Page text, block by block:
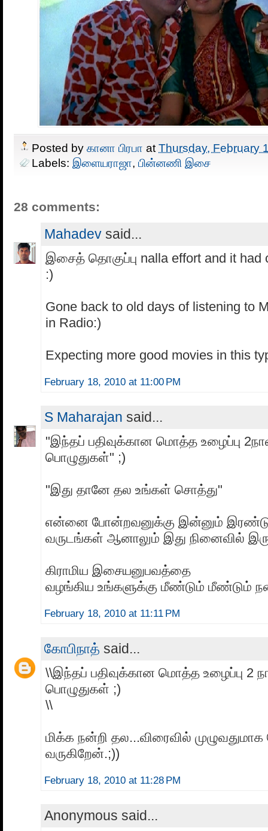
Posted by கானா பிரபா at Thursday, February
Labels: இளையராஜா, பின்னணி இசை
28 comments:
Mahadev said...
இசைத் தொகுப்பு nalla effort and it had
:)
Gone back to old days of listening to
in Radio:)
Expecting more good movies in this
February 18, 2010 at 11:00 PM
S Maharajan said...
"இந்தப் பதிவுக்கான மொத்த உழைப்பு
பொழுதுகள்" ;)
"இது தானே தல உங்கள் சொத்து"
என்னை போன்றவனுக்கு இன்னும்
வருடங்கள் ஆனாலும் இது நினைவில்
கிராமிய இசையனுபவத்தை
வழங்கிய உங்களுக்கு மீண்டும் மீண்டும்
February 18, 2010 at 11:11 PM
கோபிநாத் said...
\\இந்தப் பதிவுக்கான மொத்த உழைப்பு 2
பொழுதுகள் ;)
\\
மிக்க நன்றி தல...விரைவில் முழுவதுமாக
வருகிறேன்.;))
February 18, 2010 at 11:28 PM
Anonymous said...